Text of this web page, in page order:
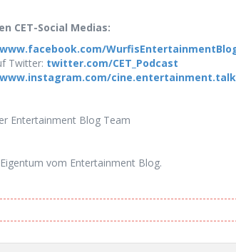
CET-Social Medias:
www.facebook.com/
Twitter: twitter.com/CET_Podcast
www.instagram.com/
Entertainment Blog Team
vom Entertainment Blog.